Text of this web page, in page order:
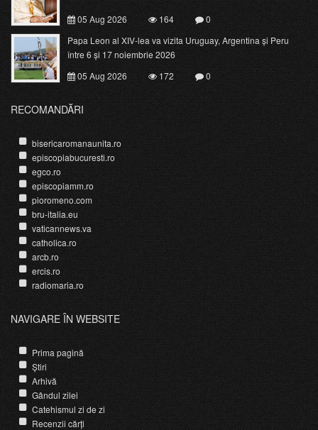
05 Aug 2026 164
0
Papa Leon al XIV-lea va vizita Uruguay, Argentina și Peru
între 6 și 17 noiembrie 2026
05 Aug 2026
172 0
RECOMANDĂRI
bisericaromanaunita.ro
episcopiabucuresti.ro
egco.ro
episcopiamm.ro
pioromeno.com
bru-italia.eu
vaticannews.va
catholica.ro
arcb.ro
ercis.ro
radiomaria.ro
NAVIGARE ÎN WEBSITE
Prima pagină
Știri
Arhivă
Gândul zilei
Catehismul zi de zi
Recenzii cărți